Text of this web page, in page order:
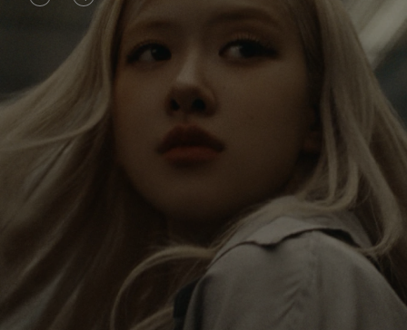
DAS
VIDEO
IST
ANGEHALTEN,
BITTE
DRÜCKEN
UM
ES
ABZUSPIELEN.
VIDEO
IST
STUMMGESCHALTET,
BITTE
KLICKEN
AUFHEBEN
DER
STUMMSCHALTUNG
Rosé erkundet die Welt non-stop, und mit jeder
Reise erhält sie neue Perspektiven, die einen
bleibenden Eindruck bei ihr hinterlassen. Mit jedem
neuen Ziel entdeckt sie die Welt und sich selber auf
Ihr RIMOWA Classic Cabin ist eine Erinnerung an
alle Geschichten, die sie gesammelt hat – jeder
Sticker, Kratzer und jede Delle ist ein Symbol für
ihren Weg.